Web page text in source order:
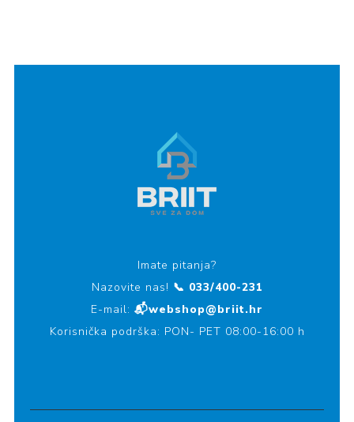
Imate pitanja?
Nazovite nas! 📞 033/400-231
E-mail: 📬webshop@briit.hr
Korisnička podrška: PON- PET 08:00-16:00 h